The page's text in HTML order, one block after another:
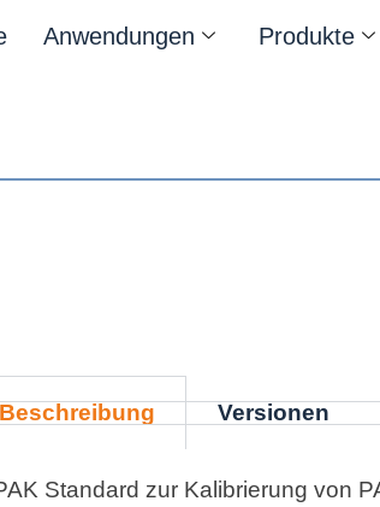
Anwendungen Produkte
Beschreibung Versionen
Standard zur Kalibrierung von